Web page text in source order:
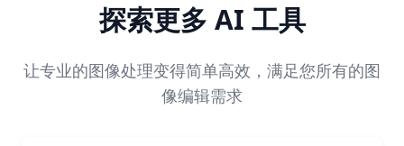
探索更多 AI 工具
让专业的图像处理变得简单高效，满足您所有的图
像编辑需求